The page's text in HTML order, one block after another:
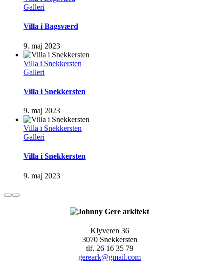
Galleri
Villa i Bagsværd
9. maj 2023
Villa i Snekkersten
Galleri
Villa i Snekkersten
9. maj 2023
Villa i Snekkersten
Galleri
Villa i Snekkersten
9. maj 2023
Klyveren 36
3070 Snekkersten
tlf. 26 16 35 79
gereark@gmail.com